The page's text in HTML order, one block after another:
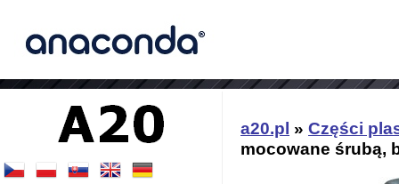
a20.pl » Części
mocowane śrubą,